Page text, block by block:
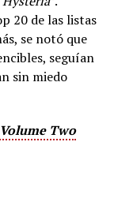
20 de las listas
se notó que
seguían
sin miedo
Two